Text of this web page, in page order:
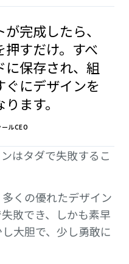
完成したら、
すだけ。すべ
に保存され、組
にデザインを
ます。
ルCEO
はタダで失敗するこ
くの優れたデザイン
敗でき、しかも素早
大胆で、少し勇敢に